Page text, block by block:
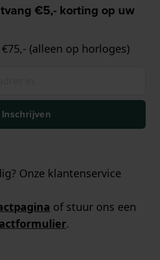
€5,- korting op uw
(alleen op horloges)
Inschrijven
Onze klantenservice
of stuur ons een
.